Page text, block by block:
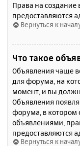
Права на
предоставляются
Вернуться к
Что такое
Объявления чаще
для форума, на
момент, и вы
Объявления
форума, в котором
объявлениями,
предоставляются
Вернуться к